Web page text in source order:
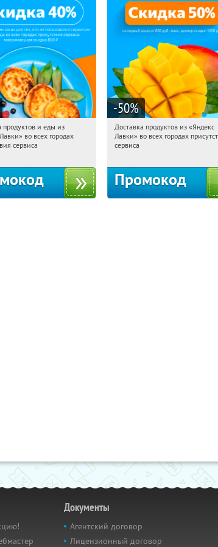
Получили:
продуктов и еды из
во всех городах
сервиса
-50%
23:07:12 Получили:
Россия
Доставка продуктов из «Яндекс
Лавки» во всех городах
сервиса
Промокод
Документы
Агентский договор
Лицензионный договор